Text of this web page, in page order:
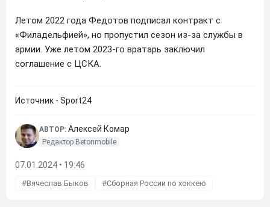
Летом 2022 года Федотов подписал контракт с
«Филадельфией», но пропустил сезон из-за службы в
армии. Уже летом 2023-го вратарь заключил
соглашение с ЦСКА.
Источник - Sport24
АВТОР: Алексей Комар
Редактор Betonmobile
07.01.2024 • 19:46
Вячеслав Быков Сборная России по хоккею